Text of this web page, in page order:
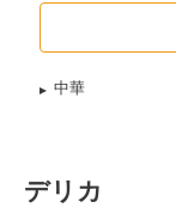
中華
デリカ